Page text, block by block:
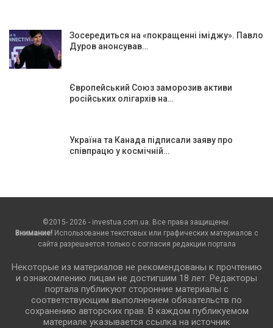
Зосередиться на «покращенні іміджу». Павло
Дуров анонсував…
Європейський Союз заморозив активи
російських олігархів на…
Україна та Канада підписали заяву про
співпрацю у космічній…
©2015- 2026 - investua.com.ua. Все права защищены.
Внимание!Использование текстовых или графических материалов с
сайта разрешается только c согласия редакции портала
Некоторые из материалов не рекомендованы к прочтению
и ознакомлению лицам не достигшим 18 лет. Редакторы
портала публикуют сторонние материалы с
соответствующим выполнением обязательств по
сохранению авторских прав. В каждом публикуемом
материале указывается ссылка на источник